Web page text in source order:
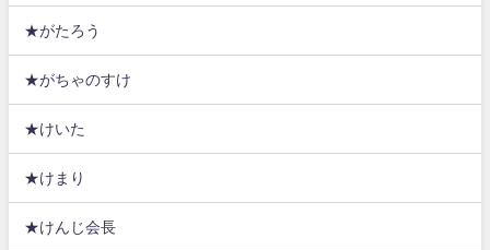
★がたろう
★がちゃのすけ
★けいた
★けまり
★けんじ会長